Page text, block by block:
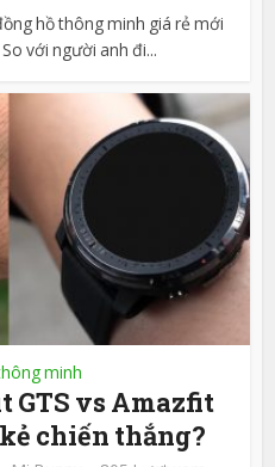
hồ thông minh giá rẻ mới
với người anh đi...
minh
GTS vs Amazfit
chiến thắng?